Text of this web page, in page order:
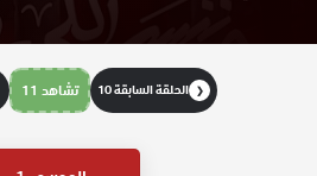
❮ الحلقة السابقة 10 تشاهد 11